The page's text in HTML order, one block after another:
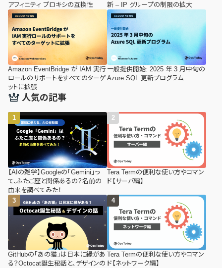
アフィニティ プロキシの互換性
新 – IP グループの制限の拡大
Amazon EventBridge が IAM 実行
ロールのサポートをすべてのターゲ
ットに拡張
一般提供開始: 2025 年 3 月中旬の
Azure SQL 更新プログラム
人気の記事
【AIの雑学】Googleの「Gemini」っ
て、ふたご座と関係あるの？名前の
由来を調べてみた！
Tera Termの便利な使い方やコマン
ド【サーバ編】
GitHubの「あの猫」は日本に縁があ
る？Octocat誕生秘話と、デザインの
Tera Termの便利な使い方やコマン
ド【ネットワーク編】